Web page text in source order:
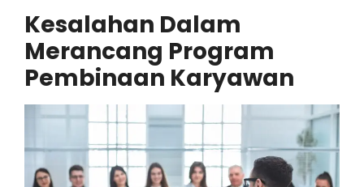
Kesalahan Dalam
Merancang Program
Pembinaan Karyawan